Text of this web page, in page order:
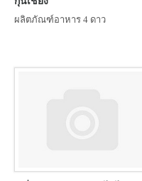
ผลิตภัณฑ์อาหาร 4 ดาว